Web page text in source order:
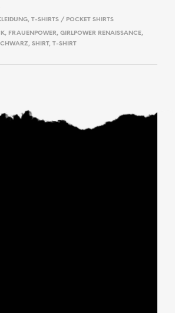
, T-SHIRTS / POCKET SHIRTS
, FRAUENPOWER, GIRLPOWER RENAISSANCE,
, SHIRT, T-SHIRT